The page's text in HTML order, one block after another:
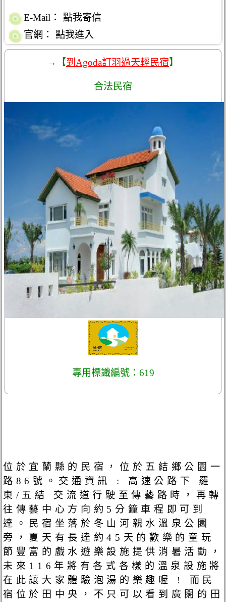
E-Mail：
點我寄信
官網：
點我進入
→【到Agoda訂羽過天輕民宿】
合法民宿
專用標識編號：619
位於宜蘭縣的民宿，位於五結鄉公園一
路86號。交通資訊 : 高速公路下 羅
東/五結 交流道行駛至傳藝路時，再轉
往傳藝中心方向約5分鐘車程即可到
達。民宿坐落於冬山河親水溫泉公園
旁，夏天有長達約45天的歡樂的童玩
節豐富的戲水遊樂設施提供消暑活動，
未來116年將有各式各樣的溫泉設施將
在此讓大家體驗泡湯的樂趣喔 ! 而民
宿位於田中央，不只可以看到廣闊的田